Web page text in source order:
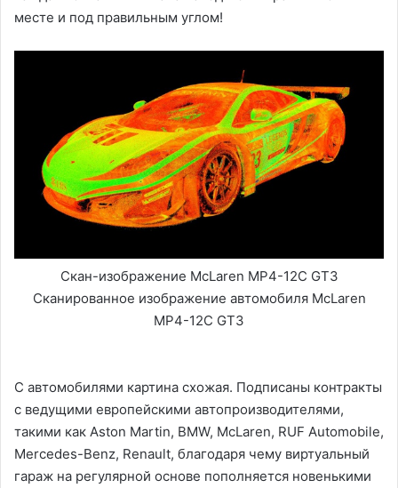
месте и под правильным углом!
Скан-изображение McLaren MP4-12C GT3
Сканированное изображение автомобиля McLaren
MP4-12C GT3
С автомобилями картина схожая. Подписаны контракты
с ведущими европейскими автопроизводителями,
такими как Aston Martin, BMW, McLaren, RUF Automobile,
Mercedes-Benz, Renault, благодаря чему виртуальный
гараж на регулярной основе пополняется новенькими